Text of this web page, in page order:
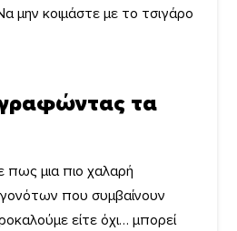
μην κοιμάστε με το τσιγάρο
τα
μια πιο χαλαρή
που συμβαίνουν
είτε όχι… μπορεί